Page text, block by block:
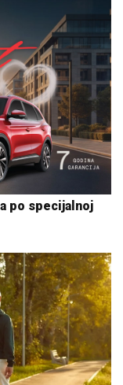
po specijalnoj